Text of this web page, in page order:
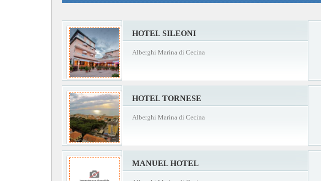
HOTEL SILEONI
Alberghi Marina di Cecina
HOTEL TORNESE
Alberghi Marina di Cecina
MANUEL HOTEL